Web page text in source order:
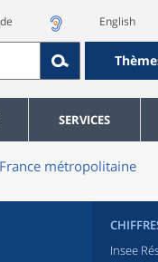
English
SERVICES
métropolitaine
Insee